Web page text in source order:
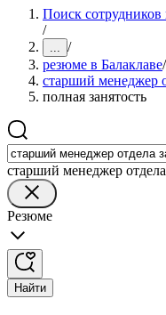
Поиск сотрудников
/
... /
резюме в Балаклаве/
старший менеджер
полная занятость
старший менеджер
Резюме
Найти